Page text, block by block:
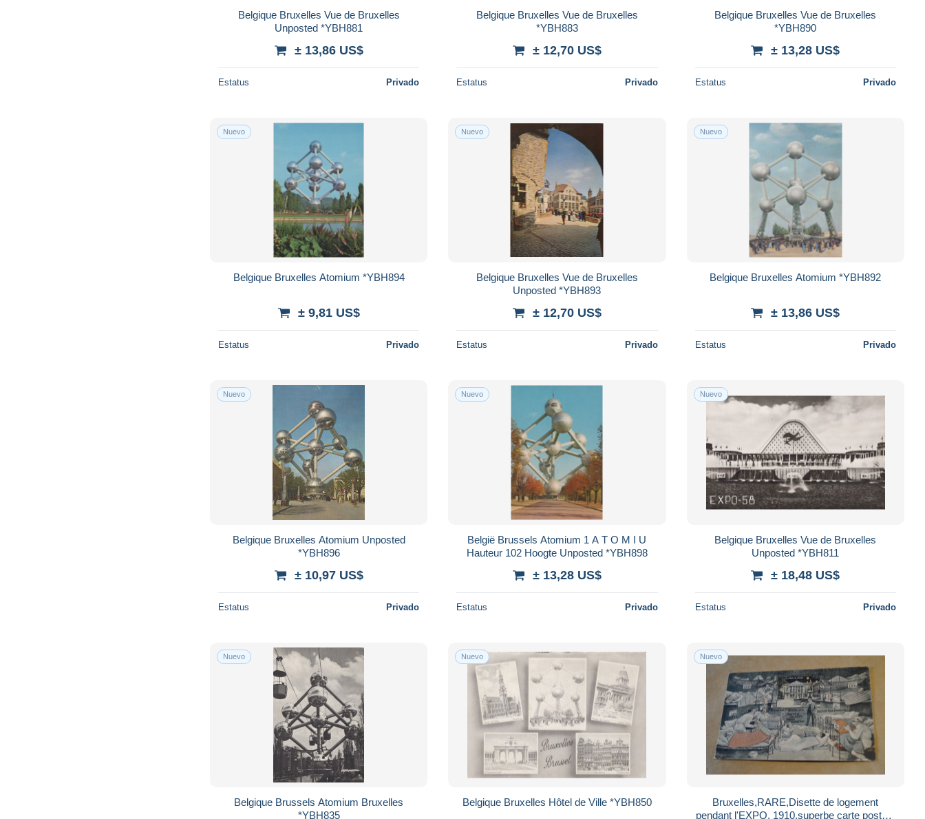
Belgique Bruxelles Vue de Bruxelles
Unposted *YBH881
± 13,86 US$
Estatus Privado
Belgique Bruxelles Vue de Bruxelles
*YBH883
± 12,70 US$
Estatus Privado
Belgique Bruxelles Vue de Bruxelles
*YBH890
± 13,28 US$
Estatus Privado
Nuevo
Belgique Bruxelles Atomium *YBH894
± 9,81 US$
Estatus Privado
Nuevo
Belgique Bruxelles Vue de Bruxelles
Unposted *YBH893
± 12,70 US$
Estatus Privado
Nuevo
Belgique Bruxelles Atomium *YBH892
± 13,86 US$
Estatus Privado
Nuevo
Belgique Bruxelles Atomium Unposted
*YBH896
± 10,97 US$
Estatus Privado
Nuevo
België Brussels Atomium 1 A T O M I U
Hauteur 102 Hoogte Unposted *YBH898
± 13,28 US$
Estatus Privado
Nuevo
Belgique Bruxelles Vue de Bruxelles
Unposted *YBH811
± 18,48 US$
Estatus Privado
Nuevo
Belgique Brussels Atomium Bruxelles
*YBH835
Nuevo
Belgique Bruxelles Hôtel de Ville *YBH850
Nuevo
Bruxelles,RARE,Disette de logement
pendant l'EXPO, 1910,superbe carte postale